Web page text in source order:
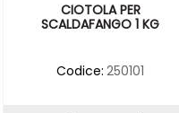
CIOTOLA PER
SCALDAFANGO 1 KG
Codice: 250101